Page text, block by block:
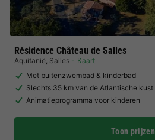
Résidence Château de Salles
Aquitanië, Salles
Kaart
Met buitenzwembad & kinderbad
Slechts 35 km van de Atlantische kust
Animatieprogramma voor kinderen
Toon prijzen